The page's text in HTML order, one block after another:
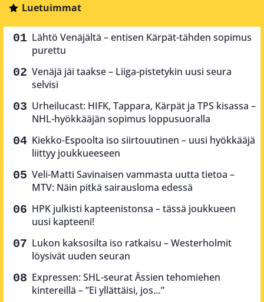
Luetuimmat
Lähtö Venäjältä – entisen Kärpät-tähden sopimus
purettu
Venäjä jäi taakse – Liiga-pistetykin uusi seura
selvisi
Urheilucast: HIFK, Tappara, Kärpät ja TPS kisassa –
NHL-hyökkääjän sopimus loppusuoralla
Kiekko-Espoolta iso siirtouutinen – uusi hyökkääjä
liittyy joukkueeseen
Veli-Matti Savinaisen vammasta uutta tietoa –
MTV: Näin pitkä sairausloma edessä
HPK julkisti kapteenistonsa – tässä joukkueen
uusi kapteeni!
Lukon kaksosilta iso ratkaisu – Westerholmit
löysivät uuden seuran
Expressen: SHL-seurat Ässien tehomiehen
kintereillä – ”Ei yllättäisi, jos…”